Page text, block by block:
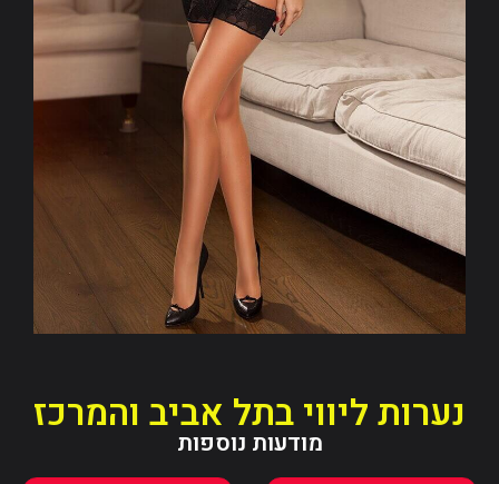
נערות ליווי בתל אביב והמרכז
מודעות נוספות